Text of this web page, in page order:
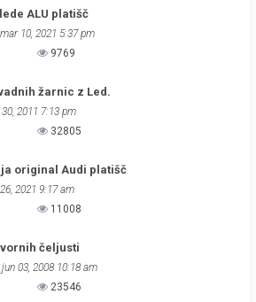
ALU platišč
10, 2021 5:37 pm
9769
žarnic z Led.
2011 7:13 pm
32805
original Audi platišč
2021 9:17 am
11008
čeljusti
jun 03, 2008 10:18 am
23546